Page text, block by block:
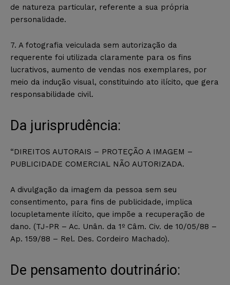
de natureza particular, referente a sua própria
personalidade.
7. A fotografia veiculada sem autorização da
requerente foi utilizada claramente para os fins
lucrativos, aumento de vendas nos exemplares, por
meio da indução visual, constituindo ato ilícito, que gera
responsabilidade civil.
Da jurisprudência:
“DIREITOS AUTORAIS – PROTEÇÃO A IMAGEM –
PUBLICIDADE COMERCIAL NÃO AUTORIZADA.
A divulgação da imagem da pessoa sem seu
consentimento, para fins de publicidade, implica
locupletamente ilícito, que impõe a recuperação de
dano. (TJ-PR – Ac. Unân. da 1º Câm. Civ. de 10/05/88 –
Ap. 159/88 – Rel. Des. Cordeiro Machado).
De pensamento doutrinário: